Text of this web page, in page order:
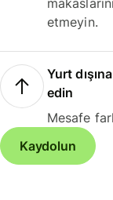
etmeyin.
Yurt
edin
Mesafe
Kaydolun